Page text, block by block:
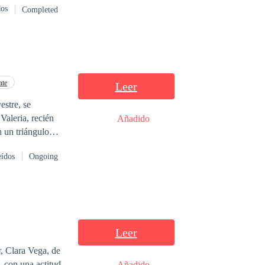
Completed
se
recién
un triángulo
en el respeto
revelará el
Ongoing
Leer
Añadido
Clara Vega, de
Leer